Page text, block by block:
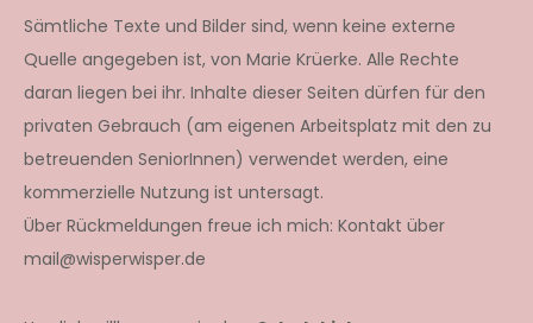
Sämtliche Texte und Bilder sind, wenn keine externe
Quelle angegeben ist, von Marie Krüerke. Alle Rechte
daran liegen bei ihr. Inhalte dieser Seiten dürfen für den
privaten Gebrauch (am eigenen Arbeitsplatz mit den zu
betreuenden SeniorInnen) verwendet werden, eine
kommerzielle Nutzung ist untersagt.
Über Rückmeldungen freue ich mich: Kontakt über
mail@wisperwisper.de